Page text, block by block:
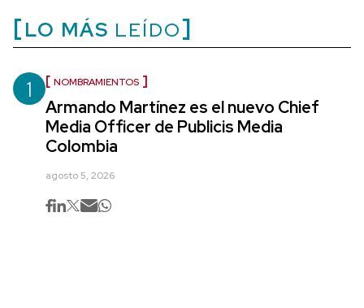
LO MÁS LEÍDO
1 NOMBRAMIENTOS
Armando Martínez es el nuevo Chief
Media Officer de Publicis Media
Colombia
agosto 5, 2026